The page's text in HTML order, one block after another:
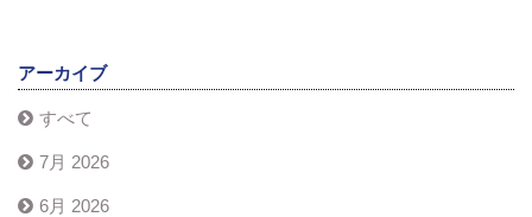
アーカイブ
すべて
7月 2026
6月 2026